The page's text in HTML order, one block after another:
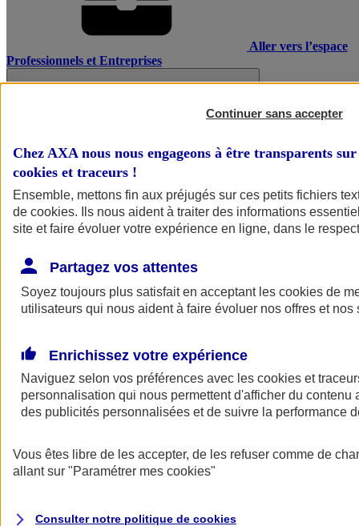
Aller vers l’espace
Professionnels et Entreprises
AXA Assurance
Continuer sans accepter
Chez AXA nous nous engageons à être transparents
cookies et traceurs !
Ensemble, mettons fin aux préjugés sur ces petits fichiers
de cookies. Ils nous aident à traiter des informations
site et faire évoluer votre expérience en ligne, dans le
Partagez vos attentes
Soyez toujours plus satisfait en acceptant les cookies de
utilisateurs qui nous aident à faire évoluer nos offres et nos
Enrichissez votre expérience
Naviguez selon vos préférences avec les cookies et
personnalisation qui nous permettent d'afficher du contenu
des publicités personnalisées et de suivre la performance
Vous êtes libre de les accepter, de les refuser comme de
allant sur "Paramétrer mes cookies"
Consulter notre politique de cookies